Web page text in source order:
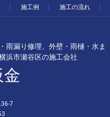
施工例 施工の流れ
雨漏り修理、外壁・雨樋・水ま
浜市瀬谷区の施工会社
金
7